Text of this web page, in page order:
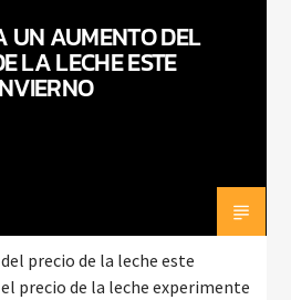
UN AUMENTO DEL
LA LECHE ESTE
precio de la leche este
precio de la leche experimente